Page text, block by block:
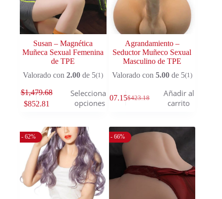
Susan – Magnética
Muñeca Sexual Femenina
de TPE
Valorado con2.00 de 5(1)
$1,479.68
$852.81
Seleccionar
opciones
Agrandamiento –
Seductor Muñeco Sexual
Masculino de TPE
Valorado con 5.00de 5(1)
$423.18
$207.15
Añadir al
carrito
- 62% - 66%